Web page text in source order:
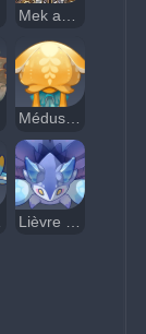
Mek annihilateur
Méduse chapeautée